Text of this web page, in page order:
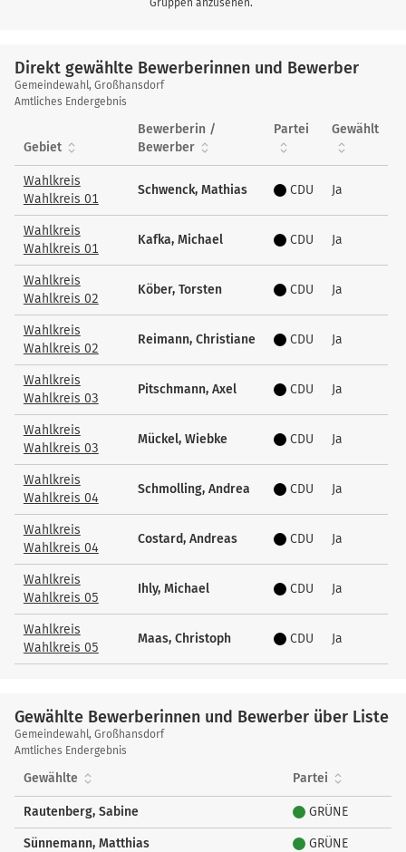
Gruppen anzusehen.
Direkt gewählte Bewerberinnen und Bewerber
Direkt
gewählte
und
Bewerber
Gemeindewahl, Großhansdorf
Amtliches Endergebnis
Gebiet
Bewerberin /
Bewerber
Partei Gewählt
Wahlkreis
Wahlkreis 01
Schwenck, Mathias CDU Ja
Wahlkreis
Wahlkreis 01
Kafka, Michael CDU Ja
Wahlkreis
Wahlkreis 02
Köber, Torsten CDU Ja
Wahlkreis
Wahlkreis 02
Reimann, Christiane CDU Ja
Wahlkreis
Wahlkreis 03
Pitschmann, Axel CDU Ja
Wahlkreis
Wahlkreis 03
Mückel, Wiebke CDU Ja
Wahlkreis
Wahlkreis 04
Schmolling, Andrea CDU Ja
Wahlkreis
Wahlkreis 04
Costard, Andreas CDU Ja
Wahlkreis
Wahlkreis 05
Ihly, Michael CDU Ja
Wahlkreis
Wahlkreis 05
Maas, Christoph CDU Ja
Gewählte Bewerberinnen und Bewerber über Liste
Gewählte
Bewerberinnen
und
über
Liste
Gemeindewahl, Großhansdorf
Amtliches Endergebnis
Gewählte Partei
Rautenberg, Sabine GRÜNE
Sünnemann, Matthias GRÜNE